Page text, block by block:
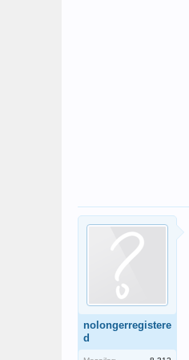
nolongerregistere
d